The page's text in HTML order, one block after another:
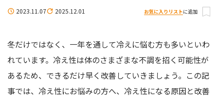
2023.11.07 2025.12.01 お気に入りリストに追加
冬だけではなく、一年を通して冷えに悩む方も多いといわ
れています。冷え性は体のさまざまな不調を招く可能性が
あるため、できるだけ早く改善していきましょう。この記
事では、冷え性にお悩みの方へ、冷え性になる原因と改善